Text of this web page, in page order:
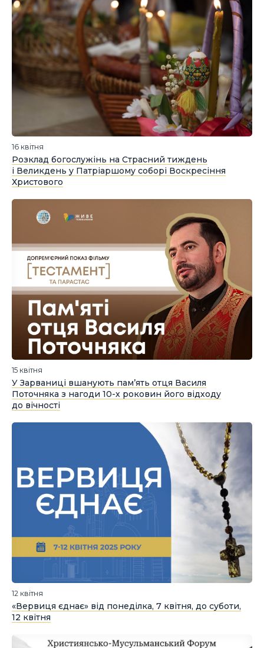
16 квітня
Розклад богослужінь на Страсний тиждень
і Великдень у Патріаршому соборі Воскресіння
Христового
15 квітня
У Зарваниці вшанують пам’ять отця Василя
Поточняка з нагоди 10-х роковин його відходу
до вічності
12 квітня
«Вервиця єднає» від понеділка, 7 квітня, до суботи,
12 квітня